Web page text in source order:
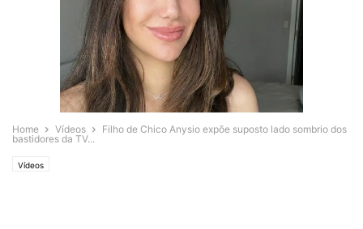
Home Vídeos
Filho de Chico Anysio expõe suposto lado sombrio dos
bastidores da TV...
Vídeos